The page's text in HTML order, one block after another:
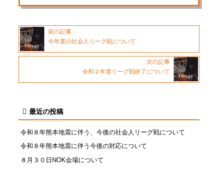
前の記事
今年度の社会人リーグ戦について
次の記事
令和２年度リーグ戦終了について
最近の投稿
令和８年熊本地震に伴う、今後の社会人リーグ戦について
令和８年熊本地震に伴う今後の対応について
８月３０日NOK会場について